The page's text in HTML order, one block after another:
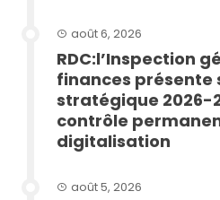
août 6, 2026
RDC:l’Inspection
finances présente
stratégique 2026-
contrôle
digitalisation
août 5, 2026